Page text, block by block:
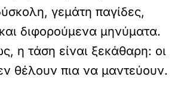
γεμάτη παγίδες,
διφορούμενα μηνύματα.
η τάση είναι ξεκάθαρη: οι
θέλουν πια να μαντεύουν.